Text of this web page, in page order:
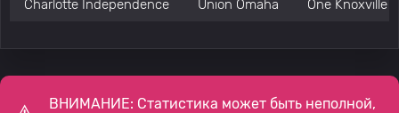
Charlotte Independence Union Omaha One Knoxville
ВНИМАНИЕ: Статистика может быть неполной,